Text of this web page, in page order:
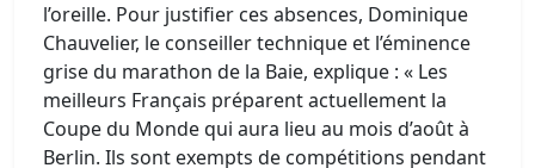
l’oreille. Pour justifier ces absences, Dominique
Chauvelier, le conseiller technique et l’éminence
grise du marathon de la Baie, explique : « Les
meilleurs Français préparent actuellement la
Coupe du Monde qui aura lieu au mois d’août à
Berlin. Ils sont exempts de compétitions pendant